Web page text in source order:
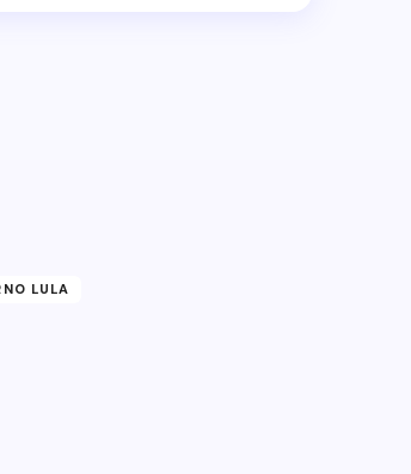
LULA